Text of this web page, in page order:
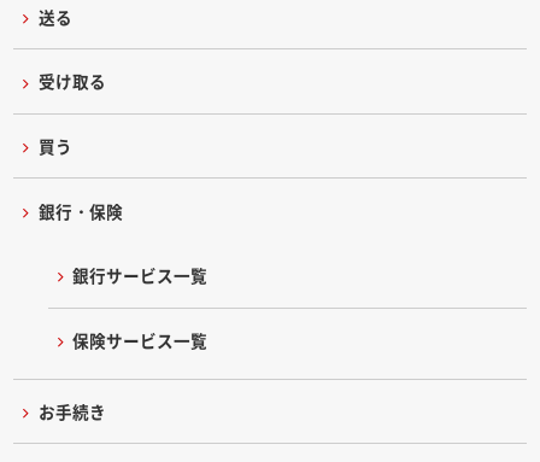
送る
受け取る
買う
銀行・保険
銀行サービス一覧
保険サービス一覧
お手続き